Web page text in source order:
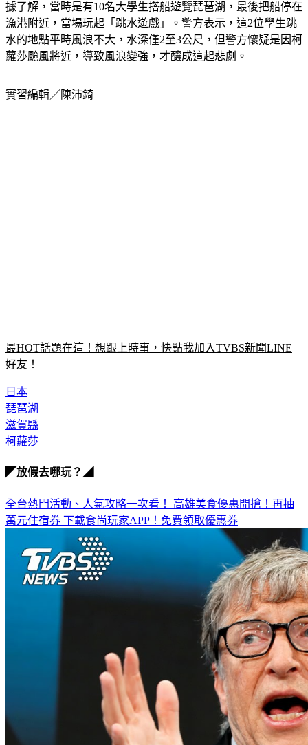
漁港附近，當場玩起「跳水遊戲」。警方表示，這2位學生跳
水的地點平時風浪不大，水深僅2至3公尺，但警方懷疑是因柯
蘿莎颱風將近，導致風浪變強，才釀成這起悲劇。
好友！
琵琶湖
滋賀縣
柯蘿莎
萬元住宿券下載食尚玩家APP！免費領取優惠券